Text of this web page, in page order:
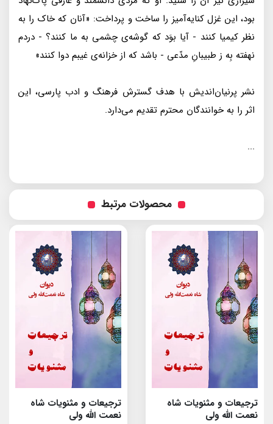
بود، اين غزل كنايه‌آميز را ساخت و پرداخت: «آنان كه خاک را به
نظر كيميا كنند - آيا بوَد كه گوشه‌ى چشمى به ما كنند؟ - دردم
نهفته بِه ز طبيبانِ مدّعى - باشد كه از خزانه‌ى غيبم دوا كنند»
نشر پرنيان‌انديش با هدف گسترش فرهنگ و ادب پارسى، اين
اثر را به خوانندگان محترم تقديم مى‌دارد.
...
محصولات مرتبط
ترجیعات و مثنویات شاه
نعمت الله ولى
ترجیعات و مثنویات شاه
نعمت الله ولى